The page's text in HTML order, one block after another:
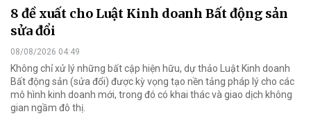
8 đề xuất cho Luật Kinh doanh Bất động sản
sửa đổi
08/08/2026 04:49
Không chỉ xử lý những bất cập hiện hữu, dự thảo Luật Kinh doanh
Bất động sản (sửa đổi) được kỳ vọng tạo nền tảng pháp lý cho các
mô hình kinh doanh mới, trong đó có khai thác và giao dịch không
gian ngầm đô thị.